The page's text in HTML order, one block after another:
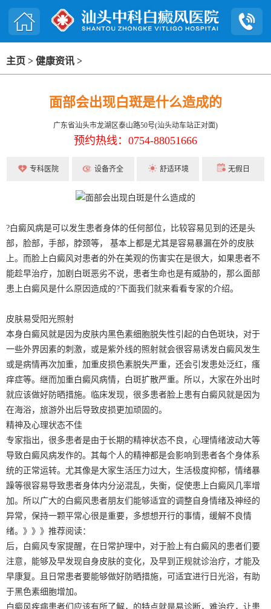
主页 > 健康资讯 >
面部会出现白斑是什么造成的
广东省汕头市龙湖区泰山路50号(汕头动车站正对面)
预约热线：0754-88051666
专科医院 设备齐全 舒适环境 无假日
?白癜风病是可以发生患者身体的任何部位，比较容易见到的还是头
部，脸部，手部，脖颈等， 基本上都是尤其是容易暴漏在外的皮肤
上。而脸上白癜风对患者的外在美观的伤害实在是很大，如果患者不
能趁早治疗，加剧白斑恶劣不说，患者生命也是有威胁的，那么面部
患上白癜风是什么原因造成的?下面我们就来看看专家的介绍。
皮肤易受阳光照射
本身白癜风就是因为皮肤内黑色素细胞脱失性引起的白色斑块，对于
一些外界因素的刺激，或是紫外线的照射就会很容易诱发白癜风发生
或是病情再次加重，加重皮损色素脱失严重，还会引发患处泛红，瘙
痒症等。继而加重白癜风病情，白斑扩散严重。所以，大家在外出时
就应该做好防晒措施。临床发现，很多患者脸上患有白癜风就是因为
在海浴，旅游外出后导致皮损更加顽固的。
精神及心理状态不佳
专家指出，很多患者是由于长期的精神状态不良，心理情绪波动大等
导致白癜风病发作的。其每个人的精神都是会影响到患者各个身体系
统的正常运转。尤其像是大家生活压力过大，生活极度抑郁，情绪暴
躁等很容易导致患者身体内分泌混乱，失衡，促使患上白癜风几率增
加。所以广大的白癜风患者朋友们能够适宜的调整自身情绪及神经的
异常，保持一颗平常心很是重要，多想想开行的事情，缓解不良情
绪。》》》推荐阅读：
后，白癜风专家提醒，在日常护理中，对于脸上有白癜风的患者们要
注意，能够及早发现自身皮肤的变化，及早到正规就诊治疗，才能及
早康复。且日常患者要能够做好防晒措施，可适宜进行日光浴，有助
于黑色素细胞增加。
白癜风疾病患者们应该有所了解，的特点就是易诊断，难治疗，让患